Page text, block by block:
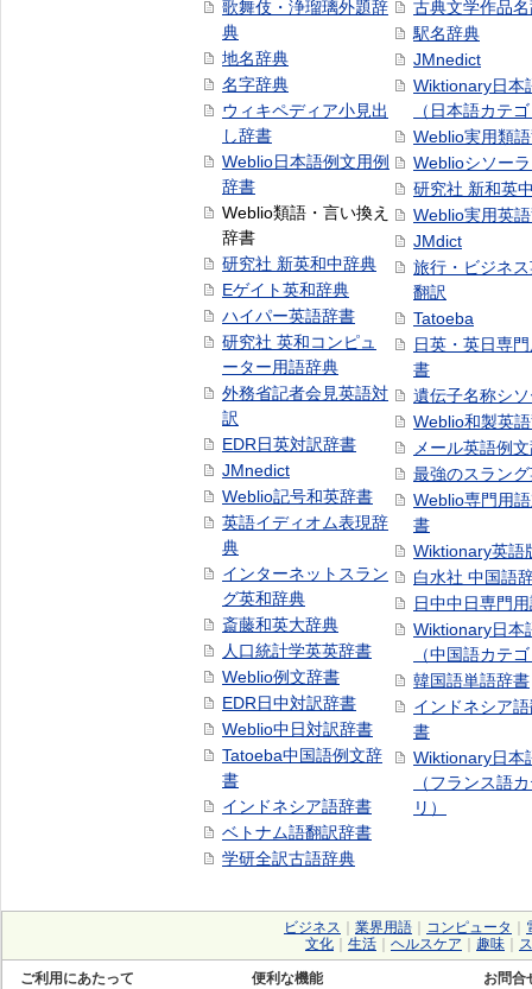
歌舞伎・浄瑠璃外題辞
典
地名辞典
名字辞典
ウィキペディア小見出
し辞書
Weblio日本語例文用例
辞書
Weblio類語・言い換え
辞書
研究社 新英和中辞典
Eゲイト英和辞典
ハイパー英語辞書
研究社 英和コンピュ
ーター用語辞典
外務省記者会見英語対
訳
EDR日英対訳辞書
JMnedict
Weblio記号和英辞書
英語イディオム表現辞
典
インターネットスラン
グ英和辞典
斎藤和英大辞典
人口統計学英英辞書
Weblio例文辞書
EDR日中対訳辞書
Weblio中日対訳辞書
Tatoeba中国語例文辞
書
インドネシア語辞書
ベトナム語翻訳辞書
学研全訳古語辞典
古典文学作品
駅名辞典
JMnedict
Wiktionary日本
（日本語カテ
Weblio実用類
Weblioシソー
研究社 新和英
Weblio実用英
JMdict
旅行・ビジネ
翻訳
Tatoeba
日英・英日専
書
遺伝子名称シ
Weblio和製英
メール英語例
最強のスラン
Weblio専門用
書
Wiktionary英語
白水社 中国語
日中中日専門
Wiktionary日本
（中国語カテ
韓国語単語辞書
インドネシア
書
Wiktionary日本
（フランス語
リ）
ビジネス 業界用語 コンピュータ
文化
生活 ヘルスケア 趣味
ご利用にあたって
便利な機能
お問合